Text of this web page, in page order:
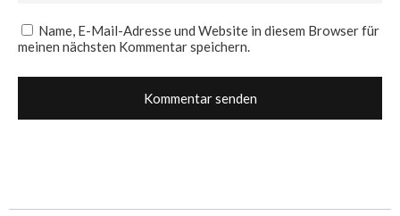
Name, E-Mail-Adresse und Website in diesem Browser für
meinen nächsten Kommentar speichern.